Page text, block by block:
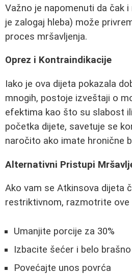
Važno je napomenuti da čak
je zalogaj hleba) može
proces mršavljenja.
Oprez i Kontraindikacije
Iako je ova dijeta pokazala
mnogih, postoje izveštaji o
efektima kao što su slabost
početka dijete, savetuje se
naročito ako imate hronične
Alternativni Pristupi
Ako vam se Atkinsova dijeta
restriktivnom, razmotrite ove
Umanjite porcije za 30%
Izbacite šećer i belo brašno
Povećajte unos povrća